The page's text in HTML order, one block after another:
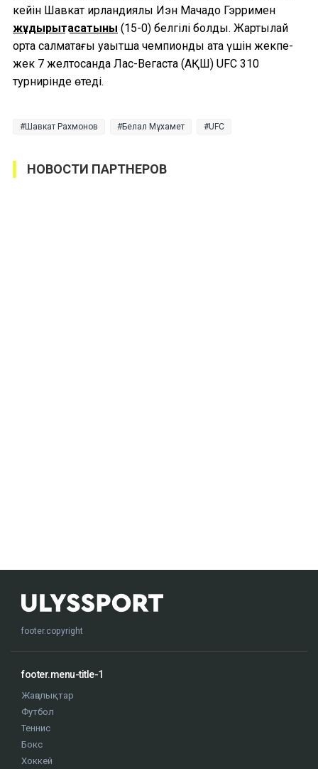
кейін Шавкат ирландиялық Иэн Мачадо Гэрримен
жұдырықтасатыны (15-0) белгілі болды. Жартылай
орта салмақтағы уақытша чемпиондық атақ үшін жекпе-
жек 7 желтоқсанда Лас-Вегаста (АҚШ) UFC 310
турнирінде өтеді.
Шавкат Рахмонов Белал Мұхамет UFC
НОВОСТИ ПАРТНЕРОВ
footer.copyright
footer.menu-title-1
Жаңалықтар
Футбол
Теннис
Бокс
Хоккей